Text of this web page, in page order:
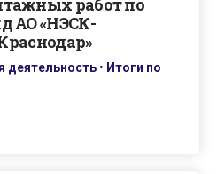
работ по
АО «НЭСК-
деятельность • Итоги по